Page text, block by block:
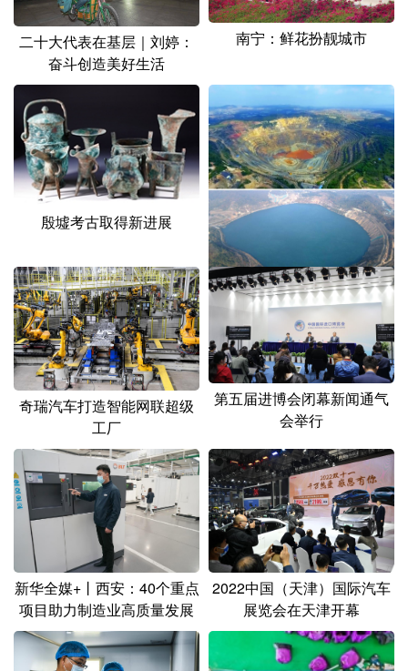
新疆 内蒙古 黑龙江
多语种频道
English Español Français عربى
Русский язык 日本語 한국어
Deutsch Português
二十大代表在基层｜刘婷：
奋斗创造美好生活
南宁：鲜花扮靓城市
殷墟考古取得新进展
安徽马鞍山：老矿区的生态
蝶变
奇瑞汽车打造智能网联超级
工厂
第五届进博会闭幕新闻通气
会举行
新华全媒+丨西安：40个重点
项目助力制造业高质量发展
2022中国（天津）国际汽车
展览会在天津开幕